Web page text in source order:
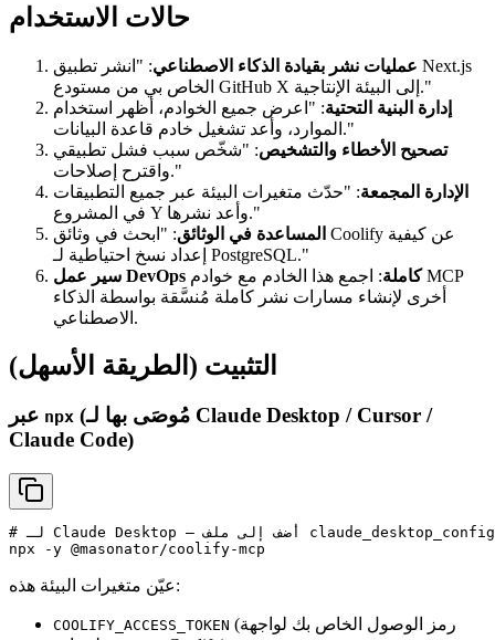
حالات الاستخدام
عمليات نشر بقيادة الذكاء الاصطناعي: "انشر تطبيق Next.js
الخاص بي من مستودع GitHub X إلى البيئة الإنتاجية."
إدارة البنية التحتية: "اعرض جميع الخوادم، أظهر استخدام
الموارد، وأعد تشغيل خادم قاعدة البيانات."
تصحيح الأخطاء والتشخيص: "شخّص سبب فشل تطبيقي
واقترح إصلاحات."
الإدارة المجمعة: "حدّث متغيرات البيئة عبر جميع التطبيقات
في المشروع Y وأعد نشرها."
المساعدة في الوثائق: "ابحث في وثائق Coolify عن كيفية
إعداد نسخ احتياطية لـ PostgreSQL."
سير عمل DevOps كاملة: اجمع هذا الخادم مع خوادم MCP
أخرى لإنشاء مسارات نشر كاملة مُنسَّقة بواسطة الذكاء
الاصطناعي.
التثبيت (الطريقة الأسهل)
npx (مُوصَى بها لـ Claude Desktop / Cursor /
Claude Code)
# لـ Claude Desktop – أضف إلى ملف claude_desktop_config.json
عيّن متغيرات البيئة هذه:
COOLIFY_ACCESS_TOKEN (رمز الوصول الخاص بك لواجهة